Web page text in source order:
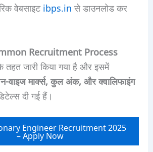
वेबसाइटibps.inसे डाउनलोड कर
Recruitment Process
जारी किया गया है और इसमें
वाइज मार्क्स, कुल अंक, और क्वालिफाइंग
दी गई हैं।
Engineer Recruitment 2025
– Apply Now